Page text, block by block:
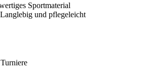
Sportmaterial
Langlebig und pflegeleicht